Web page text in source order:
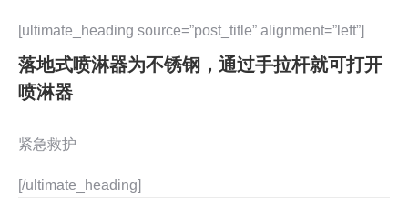
[ultimate_heading source=”post_title” alignment=”left”]
落地式喷淋器为不锈钢，通过手拉杆就可打开
喷淋器
紧急救护
[/ultimate_heading]